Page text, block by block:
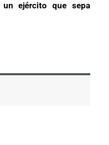
un ejército que sepa